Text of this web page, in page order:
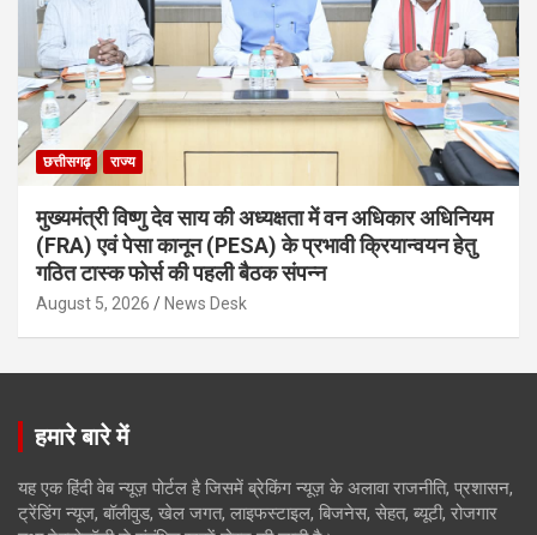
छत्तीसगढ़ राज्य
मुख्यमंत्री विष्णु देव साय की अध्यक्षता में वन अधिकार अधिनियम
(FRA) एवं पेसा कानून (PESA) के प्रभावी क्रियान्वयन हेतु
गठित टास्क फोर्स की पहली बैठक संपन्न
August 5, 2026 News Desk
हमारे बारे में
यह एक हिंदी वेब न्यूज़ पोर्टल है जिसमें ब्रेकिंग न्यूज़ के अलावा राजनीति, प्रशासन,
ट्रेंडिंग न्यूज, बॉलीवुड, खेल जगत, लाइफस्टाइल, बिजनेस, सेहत, ब्यूटी, रोजगार